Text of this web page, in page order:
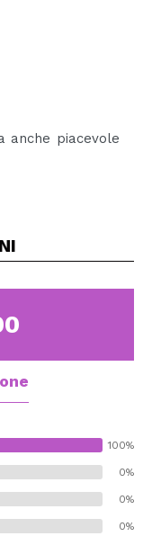
anche piacevole
cristalli di
limone stimola i
selezionata di
oli naturali
forniscono alla
la idratano in
ne favoriscono
con lo scrub
e la tua pelle ne
100%
0%
0%
0%